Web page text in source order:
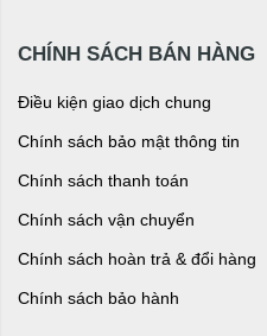
CHÍNH SÁCH BÁN HÀNG
Điều kiện giao dịch chung
Chính sách bảo mật thông tin
Chính sách thanh toán
Chính sách vận chuyển
Chính sách hoàn trả & đổi hàng
Chính sách bảo hành